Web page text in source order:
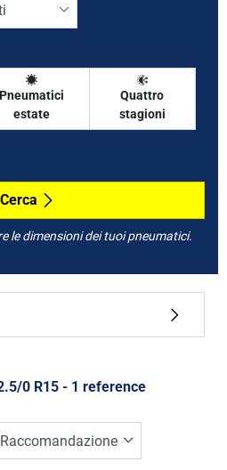
Pneumatici
estate
Quattro
stagioni
Cerca
le dimensioni dei tuoi pneumatici.
0 R15 - 1 reference